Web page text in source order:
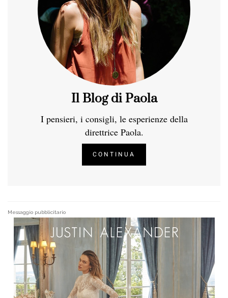
Il Blog di Paola
I pensieri, i consigli, le esperienze della
direttrice Paola.
CONTINUA
Messaggio pubblicitario